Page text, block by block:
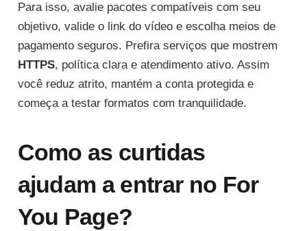
Para isso, avalie pacotes compatíveis com seu
objetivo, valide o link do vídeo e escolha meios de
pagamento seguros. Prefira serviços que mostrem
HTTPS, política clara e atendimento ativo. Assim
você reduz atrito, mantém a conta protegida e
começa a testar formatos com tranquilidade.
Como as curtidas
ajudam a entrar no For
You Page?